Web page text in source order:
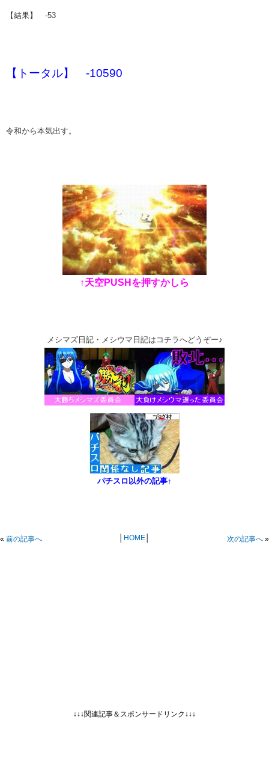
【結果】 -53
【トータル】 -10590
令和から本気出す。
↑天空PUSHを押すかしら
メシマズ日記・メシウマ日記はコチラへどうぞー♪
パチスロ以外の記事↑
« 前の記事へ HOME│ 次の記事へ »
↓↓↓関連記事＆スポンサードリンク↓↓↓